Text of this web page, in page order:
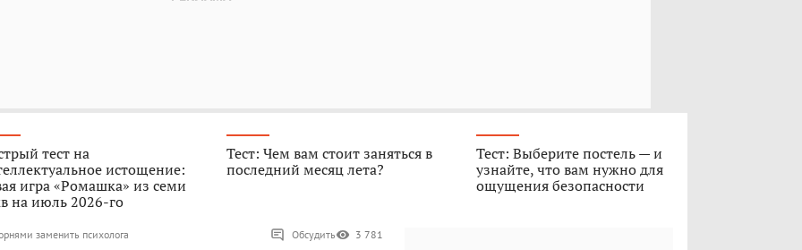
тест на
истощение:
игра «Ромашка» из семи
на июль 2026-го
Тест: Чем вам стоит заняться в
последний месяц лета?
Тест: Выберите постель — и
узнайте, что вам нужно для
ощущения безопасности
заменить психолога Обсудить 3 781